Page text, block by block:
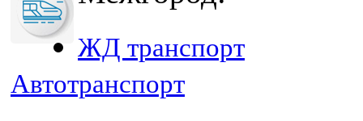
ЖД транспорт
Автотранспорт